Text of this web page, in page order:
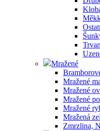
Mražené
Mražené
Mražené
Mražené
Mražené
Mražená
Zmrzlina,